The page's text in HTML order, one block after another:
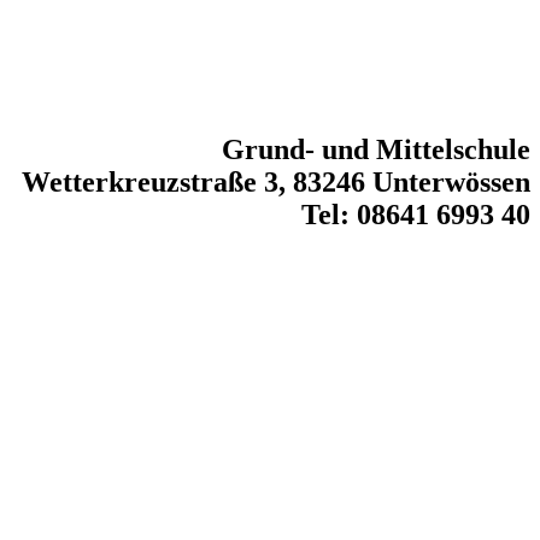
Grund- und Mittelschule
Wetterkreuzstraße 3, 83246 Unterwössen
Tel: 08641 6993 40